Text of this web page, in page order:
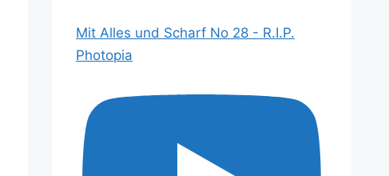
Mit Alles und Scharf No 28 - R.I.P.
Photopia